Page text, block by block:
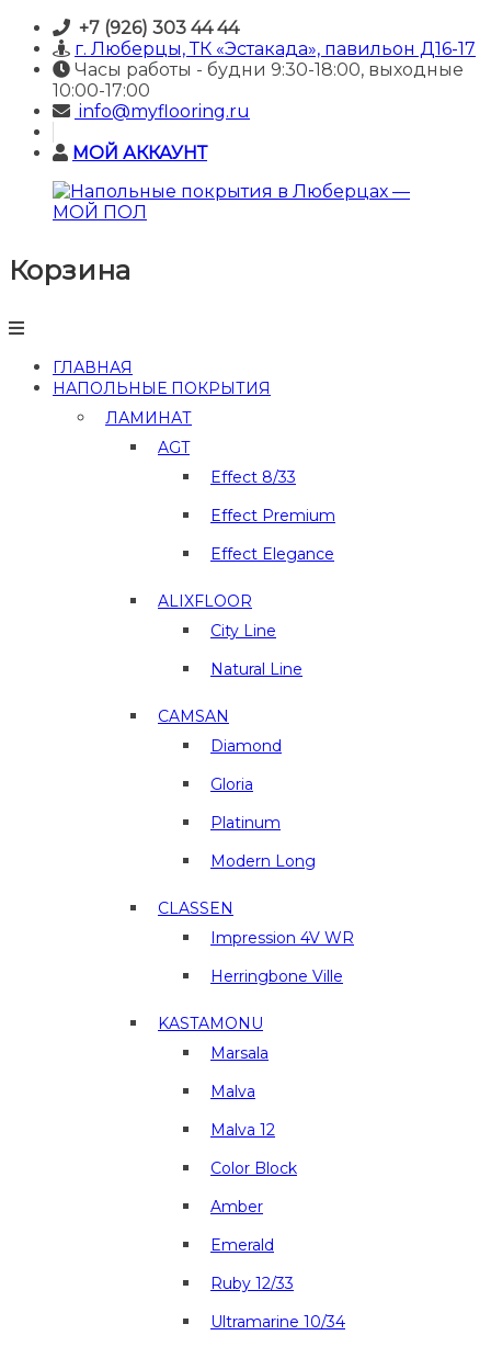
Skip
content
+7 (926) 303 44 44
г. Люберцы, ТК «Эстакада», павильон Д16-17
Часы работы - будни 9:30-18:00, выходные
10:00-17:00
info@myflooring.ru
МОЙ АККАУНТ
Напольные
покрытия
Люберцах
МОЙ
ПОЛ
Корзина
ГЛАВНАЯ
НАПОЛЬНЫЕ ПОКРЫТИЯ
ЛАМИНАТ
AGT
Effect 8/33
Effect Premium
Effect Elegance
ALIXFLOOR
City Line
Natural Line
CAMSAN
Diamond
Gloria
Platinum
Modern Long
CLASSEN
Impression 4V WR
Herringbone Ville
KASTAMONU
Marsala
Malva
Malva 12
Color Block
Amber
Emerald
Ruby 12/33
Ultramarine 10/34